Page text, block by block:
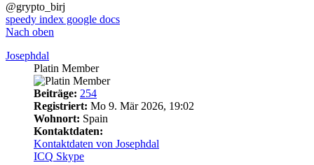
@grypto_birj
speedy index google docs
Nach oben
Josephdal
Platin Member
Beiträge: 254
Registriert: Mo 9. Mär 2026, 19:02
Wohnort: Spain
Kontaktdaten:
Kontaktdaten von Josephdal
ICQ Skype